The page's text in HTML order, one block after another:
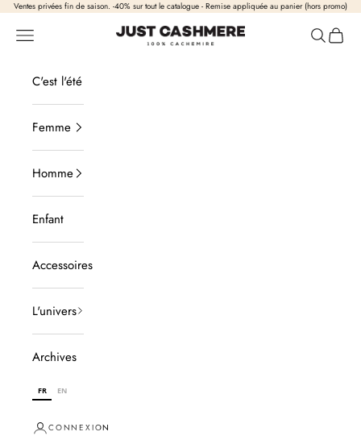
Passer au contenu
Ventes privées fin de saison. -40% sur tout le catalogue - Remise appliquée au panier (hors promo)
Just Cashmere
Ouvrir la navigation Ouvrir la
Voir
C'est l'été
Femme
Homme
Enfant
Accessoires
L'univers
Archives
FR EN
CONNEXION